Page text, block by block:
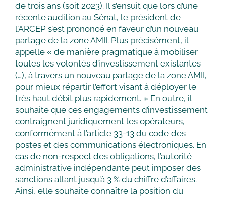
de trois ans (soit 2023). Il s’ensuit que lors d’une
récente audition au Sénat, le président de
l’ARCEP s’est prononcé en faveur d’un nouveau
partage de la zone AMII. Plus précisément, il
appelle « de manière pragmatique à mobiliser
toutes les volontés d’investissement existantes
(…), à travers un nouveau partage de la zone AMII,
pour mieux répartir l’effort visant à déployer le
très haut débit plus rapidement. » En outre, il
souhaite que ces engagements d’investissement
contraignent juridiquement les opérateurs,
conformément à l’article 33-13 du code des
postes et des communications électroniques. En
cas de non-respect des obligations, l’autorité
administrative indépendante peut imposer des
sanctions allant jusqu’à 3 % du chiffre d’affaires.
Ainsi, elle souhaite connaître la position du